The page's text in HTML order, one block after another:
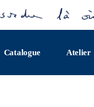
Catalogue Atelier